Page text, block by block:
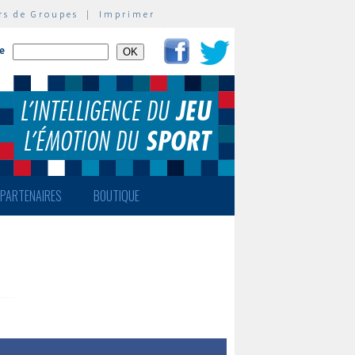
de Groupes | Imprimer
PARTENAIRES BOUTIQUE